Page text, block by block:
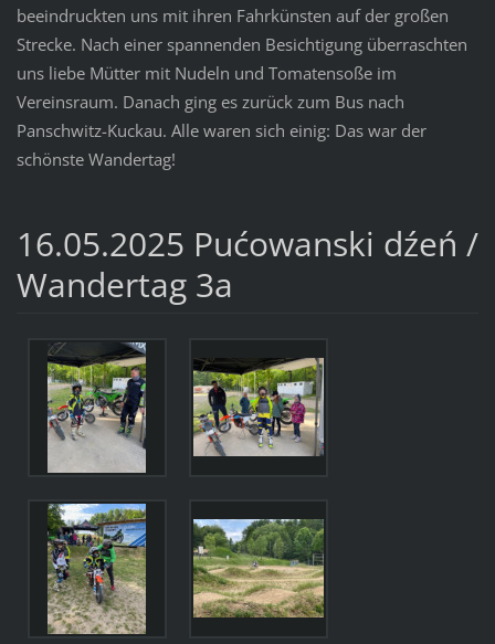
beeindruckten uns mit ihren Fahrkünsten auf der großen
Strecke. Nach einer spannenden Besichtigung überraschten
uns liebe Mütter mit Nudeln und Tomatensoße im
Vereinsraum. Danach ging es zurück zum Bus nach
Panschwitz-Kuckau. Alle waren sich einig: Das war der
schönste Wandertag!
16.05.2025 Pućowanski dźeń /
Wandertag 3a